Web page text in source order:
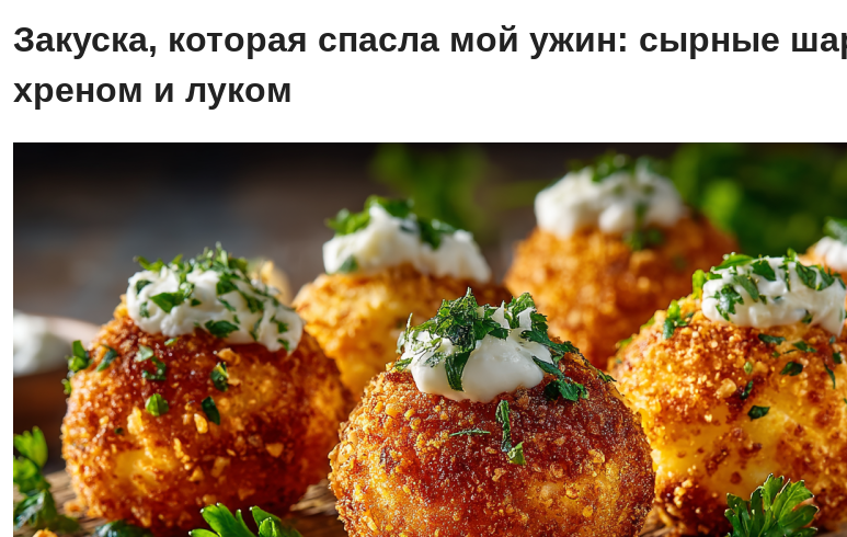
Закуска, которая спасла мой ужин: сырные
хреном и луком